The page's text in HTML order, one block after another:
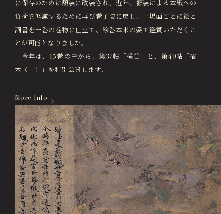
に保存のために額装に改装され、近年、額装による本紙への
負荷を軽減するために再び巻子装に戻し、一場面ごとに絵と
詞書を一巻の巻物に仕立て、絵巻本来の姿で鑑賞いただくこ
とが可能となりました。
今年は、15巻の中から、第37帖「横笛」と、第49帖「宿
木（二）」を特別公開します。
More Info